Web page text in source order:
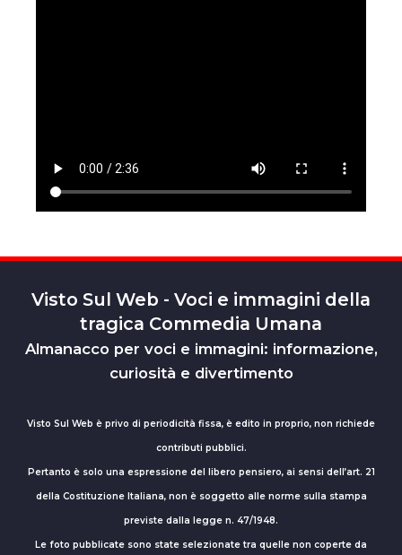
Visto Sul Web - Voci e immagini della
tragica Commedia Umana
Almanacco per voci e immagini: informazione,
curiosità e divertimento
Visto Sul Web è privo di periodicità fissa, è edito in proprio, non richiede
contributi pubblici.
Pertanto è solo una espressione del libero pensiero, ai sensi dell’art. 21
della Costituzione Italiana, non è soggetto alle norme sulla stampa
previste dalla legge n. 47/1948.
Le foto pubblicate sono state selezionate tra quelle non coperte da